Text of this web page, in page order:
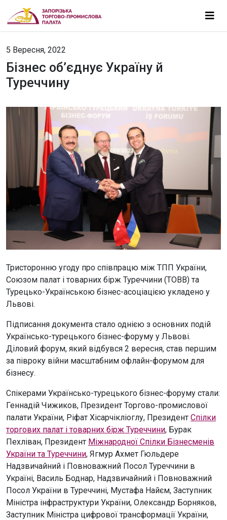
5 Вересня, 2022
Бізнес об’єднує Україну й
Туреччину
Тристоронню угоду про співпрацю між ТПП України,
Союзом палат і товарних бірж Туреччини (TOBB) та
Турецько-Українською бізнес-асоціацією укладено у
Львові.
Підписання документа стало однією з основних подій
Українсько-турецького бізнес-форуму у Львові.
Діловий форум, який відбувся 2 вересня, став першим
за півроку війни масштабним офлайн-форумом для
бізнесу.
Спікерами Українсько-турецького бізнес-форуму стали:
Геннадій Чижиков, Президент Торгово-промислової
палати України, Ріфат Хісарчікліоглу, Президент Спілки
торгових палат і товарних бірж Туреччини, Бурак
Пехліван, Президент Міжнародної Спілки Бізнесменів
України та Туреччини, Ягмур Ахмет Гюльдере
Надзвичайний і Повноважний Посол Туреччини в
Україні, Василь Боднар, Надзвичайний і Повноважний
Посол України в Туреччині, Мустафа Найєм, Заступник
Міністра інфраструктури України, Олександр Борняков,
Заступник Міністра цифрової трансформації України,